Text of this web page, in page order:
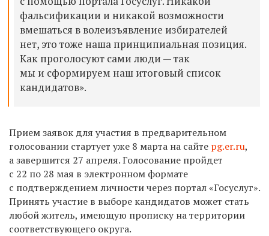
фальсификации и никакой возможности
вмешаться в волеизъявление избирателей
нет, это тоже наша принципиальная позиция.
Как проголосуют сами люди — так
мы и сформируем наш итоговый список
кандидатов».
Прием заявок для участия в предварительном
голосовании стартует уже 8 марта на сайте pg.er.ru,
а завершится 27 апреля. Голосование пройдет
с 22 по 28 мая в электронном формате
с подтверждением личности через портал «Госуслуг».
Принять участие в выборе кандидатов может стать
любой житель, имеющую прописку на территории
соответствующего округа.